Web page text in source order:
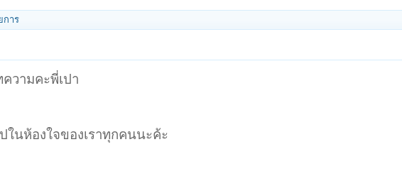
การ
วามคะพี่เปา
ในห้องใจของเราทุกคนนะค้ะ